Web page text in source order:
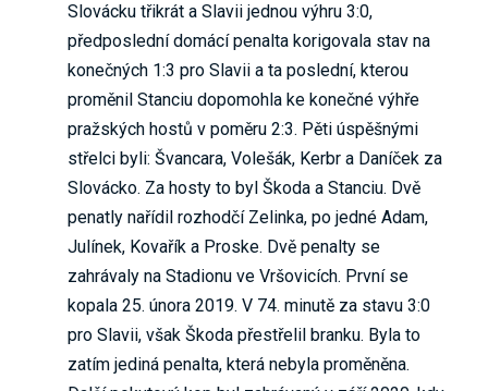
Slovácku třikrát a Slavii jednou výhru 3:0,
předposlední domácí penalta korigovala stav na
konečných 1:3 pro Slavii a ta poslední, kterou
proměnil Stanciu dopomohla ke konečné výhře
pražských hostů v poměru 2:3. Pěti úspěšnými
střelci byli: Švancara, Volešák, Kerbr a Daníček za
Slovácko. Za hosty to byl Škoda a Stanciu. Dvě
penatly nařídil rozhodčí Zelinka, po jedné Adam,
Julínek, Kovařík a Proske. Dvě penalty se
zahrávaly na Stadionu ve Vršovicích. První se
kopala 25. února 2019. V 74. minutě za stavu 3:0
pro Slavii, však Škoda přestřelil branku. Byla to
zatím jediná penalta, která nebyla proměněna.